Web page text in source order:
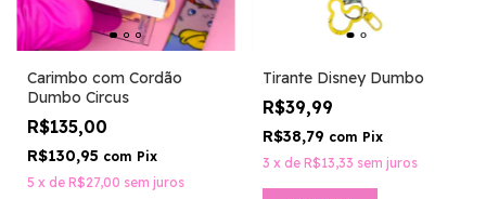
Carimbo com Cordão
Dumbo Circus
R$135,00
R$130,95 com Pix
5 x de R$27,00 sem juros
Tirante Disney Dumbo
R$39,99
R$38,79 com Pix
3 x de R$13,33 sem juros